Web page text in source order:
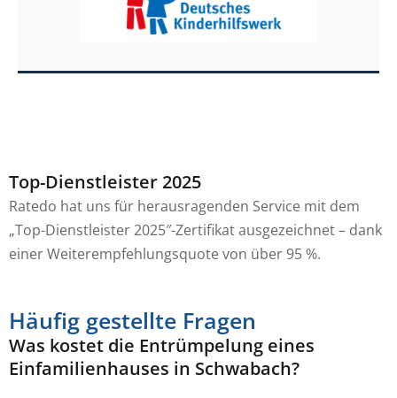
Top-Dienstleister 2025
Ratedo hat uns für herausragenden Service mit dem
„Top-Dienstleister 2025″-Zertifikat ausgezeichnet – dank
einer Weiterempfehlungsquote von über 95 %.
Häufig gestellte Fragen
Was kostet die Entrümpelung eines
Einfamilienhauses in Schwabach?